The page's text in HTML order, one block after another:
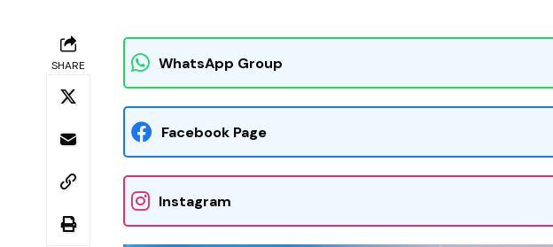
SHARE WhatsApp Group
Facebook Page
Instagram